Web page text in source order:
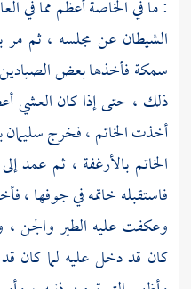
: ما في الخاصة أعظم مما في
الشيطان عن مجلسه ، ثم مر
سمكة فأخذها بعض
ذلك ، حتى إذا كان العشي
أخذت الخاتم ، فخرجسليمان
الخاتم بالأرغفة ، ثم عمد
فاستقبله خاتمه في جوفها ،
وعكفت عليه الطير والجن
كان قد دخل عليه لما كان